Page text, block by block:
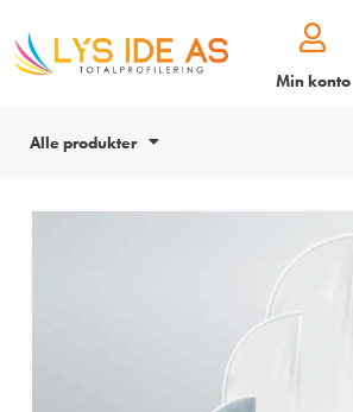
Min konto
Alle produkter